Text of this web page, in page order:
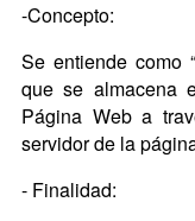
-Concepto:
Se entiende como
que se almacena
Página Web a
servidor de la
- Finalidad: